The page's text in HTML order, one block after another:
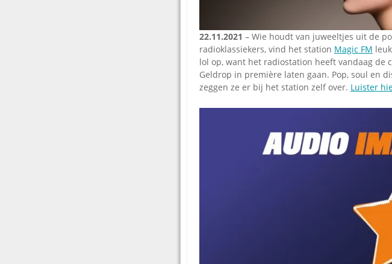
22.11.2021 – Wie houdt van juweeltjes uit de
radioklassiekers, vind het station Magic FM
lol op, want het radiostation heeft vandaag de
Geldrop in première laten gaan. Pop, soul en
zeggen ze er bij het station zelf over. Luister